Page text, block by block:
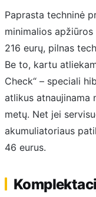
Paprasta techninė
minimalios
216 eurų, pilnas
Be to, kartu
Check“ – speciali
atlikus atnaujinama
metų. Net jei
akumuliatoriaus
46 eurus.